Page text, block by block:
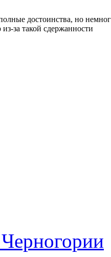
достоинства, но
за такой сдержанности